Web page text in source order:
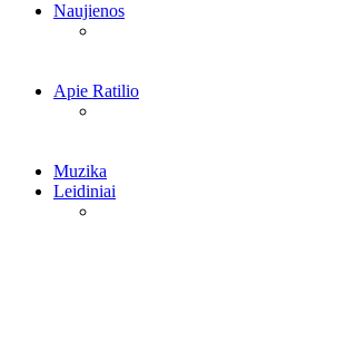
Naujienos
Apie Ratilio
Muzika
Leidiniai